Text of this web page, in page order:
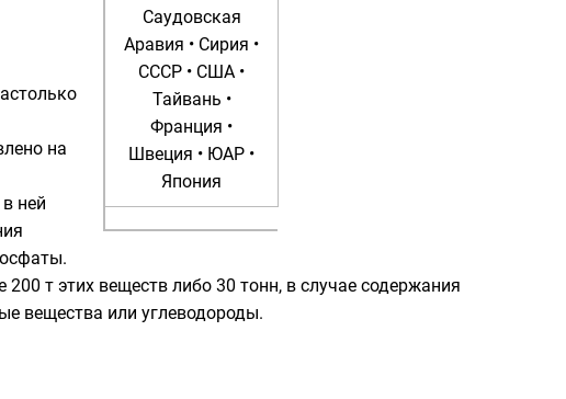
Саудовская
Аравия • Сирия •
СССР • США •
Тайвань •
Франция •
Швеция • ЮАР •
Япония
на
ней
.
т этих веществ либо 30 тонн, в случае содержания
вещества или углеводороды.